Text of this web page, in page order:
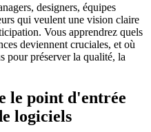
designers, équipes
qui veulent une vision claire
Vous apprendrez quels
deviennent cruciales, et où
pour préserver la qualité, la
le point d'entrée
logiciels